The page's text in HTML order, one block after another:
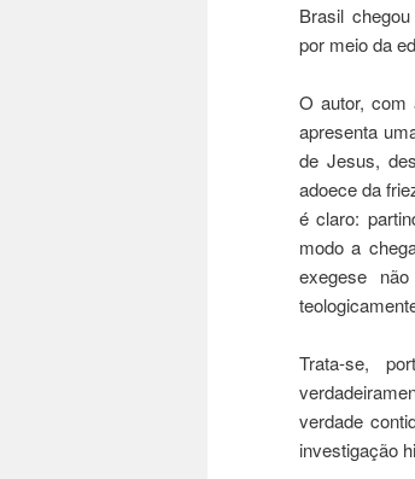
Brasil
por meio da
O autor, com
apresenta
de Jesus,
adoece da
é claro:
modo a
exegese
Trata-se,
verdade
investigação